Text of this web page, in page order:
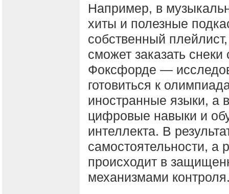
Например, в
хиты и полезные
собственный
сможет заказать
Фоксфорде —
готовиться к
иностранные языки, а
цифровые навыки и
интеллекта. В
самостоятельности, а
происходит в
механизмами